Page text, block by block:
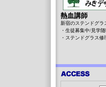
熱血講師
新宿のステンドグラ
・生徒募集中/見学
・ステンドグラス